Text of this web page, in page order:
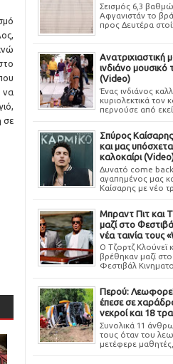
να
σε
Σεισμός 6,3
Αφγανιστάν το
προς Δευτέρα
Ανατριχιαστική
ινδιάνο
(Video)
Ένας ινδιάνος
κυριολεκτικά τον
περνούσε από εκεί
Σπύρος
και μας
καλοκαίρι
Δυνατό come back
αγαπημένος μας
Καίσαρης με νέο
Μπραντ Πιτ και
μαζί στο
νέα ταινία τους
Ο Τζορτζ Κλούνεϊ
βρέθηκαν μαζί
Φεστιβάλ
Περού:
έπεσε σε
νεκροί και 18
Συνολικά 11
τους όταν του
μετέφερε μαθητές,